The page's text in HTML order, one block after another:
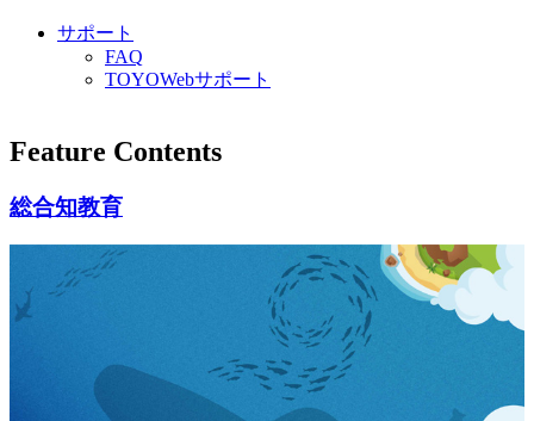
サポート
FAQ
TOYOWebサポート
Feature Contents
総合知教育